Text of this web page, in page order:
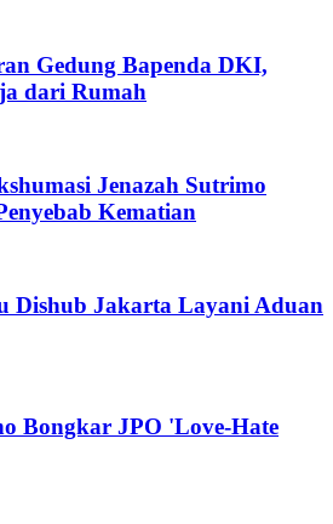
Gedung Bapenda DKI,
dari Rumah
Jenazah Sutrimo
Kematian
Dishub Jakarta Layani Aduan
Bongkar JPO 'Love-Hate